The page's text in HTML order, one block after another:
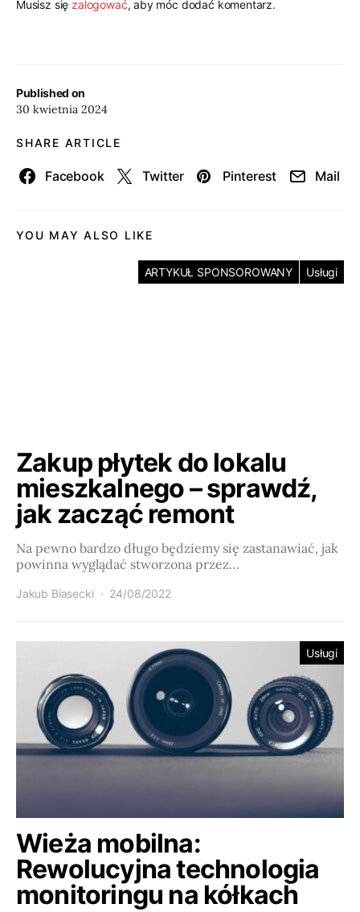
Published on
30 kwietnia 2024
SHARE ARTICLE
Facebook Twitter Pinterest Mail
Musisz się zalogować, aby móc dodać komentarz.
YOU MAY ALSO LIKE
ARTYKUŁ SPONSOROWANY Usługi
Zakup płytek do lokalu
mieszkalnego – sprawdź,
jak zacząć remont
Na pewno bardzo długo będziemy się zastanawiać, jak
powinna wyglądać stworzona przez…
Jakub Biasecki 24/08/2022
Usługi
Wieża mobilna:
Rewolucyjna technologia
monitoringu na kółkach